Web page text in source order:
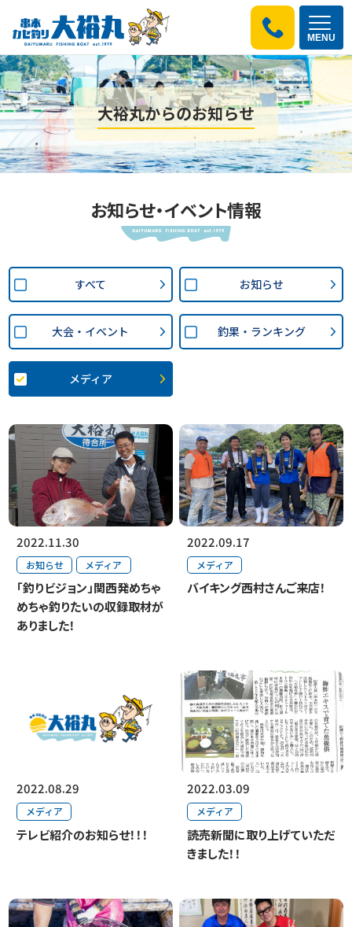
MENU
大裕丸からのお知らせ
お知らせ・イベント情報
すべて お知らせ
大会・イベント 釣果・ランキング
メディア
2022.11.30
お知らせ メディア
「釣りビジョン」関西発めちゃ
めちゃ釣りたいの収録取材が
ありました！
2022.09.17
メディア
バイキング西村さんご来店！
2022.08.29
メディア
テレビ紹介のお知らせ！！！
2022.03.09
メディア
読売新聞に取り上げていただ
きました！！